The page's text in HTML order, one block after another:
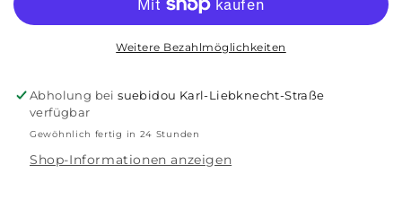
Statement
Ohrringe
Statement
Dots
Weitere Bezahlmöglichkeiten
Abholung beisuebidou Karl-Liebknecht-Straße
verfügbar
Gewöhnlich fertig in 24 Stunden
Shop-Informationen anzeigen